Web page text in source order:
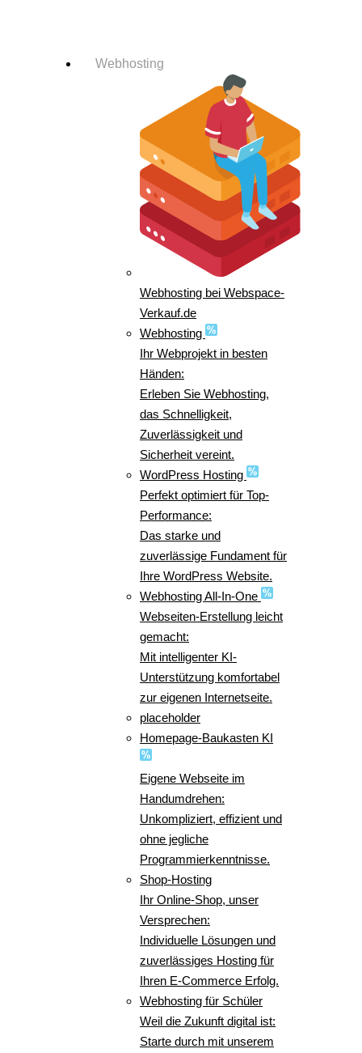
Webhosting
Webhosting bei Webspace-
Verkauf.de
Webhosting
Ihr Webprojekt in besten
Händen:
Erleben Sie Webhosting,
das Schnelligkeit,
Zuverlässigkeit und
Sicherheit vereint.
WordPress Hosting
Perfekt optimiert für Top-
Performance:
Das starke und
zuverlässige Fundament für
Ihre WordPress Website.
Webhosting All-In-One
Webseiten-Erstellung leicht
gemacht:
Mit intelligenter KI-
Unterstützung komfortabel
zur eigenen Internetseite.
placeholder
Homepage-Baukasten KI
Eigene Webseite im
Handumdrehen:
Unkompliziert, effizient und
ohne jegliche
Programmierkenntnisse.
Shop-Hosting
Ihr Online-Shop, unser
Versprechen:
Individuelle Lösungen und
zuverlässiges Hosting für
Ihren E-Commerce Erfolg.
Webhosting für Schüler
Weil die Zukunft digital ist:
Starte durch mit unserem